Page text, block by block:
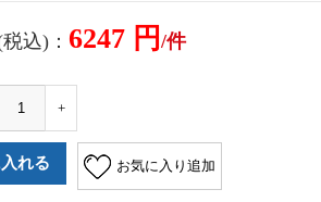
込)： 6247 円 /件
+
お気に入り追加